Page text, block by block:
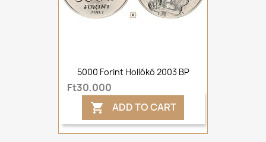
5000 Forint Hollókő 2003 BP
Ft30,000
 ADD TO CART